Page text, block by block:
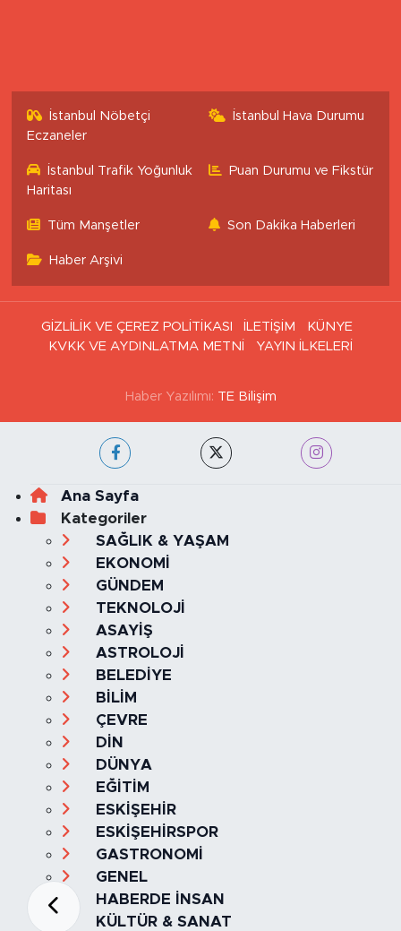
İstanbul Nöbetçi
Eczaneler
İstanbul Hava Durumu
İstanbul Trafik Yoğunluk
Haritası
Puan Durumu ve Fikstür
Tüm Manşetler Son Dakika Haberleri
Haber Arşivi
GİZLİLİK VE ÇEREZ POLİTİKASI İLETİŞİM
KÜNYE
KVKK VE AYDINLATMA METNİ
YAYIN İLKELERİ
Haber Yazılımı: TE Bilişim
Ana Sayfa
Kategoriler
SAĞLIK & YAŞAM
EKONOMİ
GÜNDEM
TEKNOLOJİ
ASAYİŞ
ASTROLOJİ
BELEDİYE
BİLİM
ÇEVRE
DİN
DÜNYA
EĞİTİM
ESKİŞEHİR
ESKİŞEHİRSPOR
GASTRONOMİ
GENEL
HABERDE İNSAN